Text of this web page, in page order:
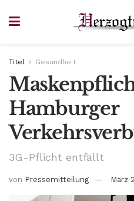
Titel Gesundheit
Hamburger
3G-Pflicht entfällt
von Pressemitteilung März